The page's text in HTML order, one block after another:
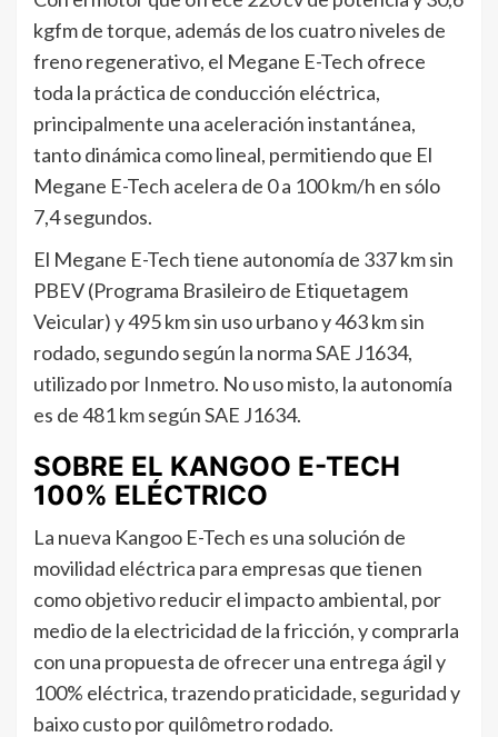
kgfm de torque, además de los cuatro niveles de
freno regenerativo, el Megane E-Tech ofrece
toda la práctica de conducción eléctrica,
principalmente una aceleración instantánea,
tanto dinámica como lineal, permitiendo que El
Megane E-Tech acelera de 0 a 100 km/h en sólo
7,4 segundos.
El Megane E-Tech tiene autonomía de 337 km sin
PBEV (Programa Brasileiro de Etiquetagem
Veicular) y 495 km sin uso urbano y 463 km sin
rodado, segundo según la norma SAE J1634,
utilizado por Inmetro. No uso misto, la autonomía
es de 481 km según SAE J1634.
SOBRE EL KANGOO E-TECH
100% ELÉCTRICO
La nueva Kangoo E-Tech es una solución de
movilidad eléctrica para empresas que tienen
como objetivo reducir el impacto ambiental, por
medio de la electricidad de la fricción, y comprarla
con una propuesta de ofrecer una entrega ágil y
100% eléctrica, trazendo praticidade, seguridad y
baixo custo por quilômetro rodado.